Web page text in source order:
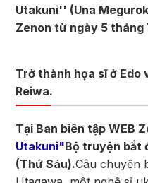
Utakuni'' (Una
Zenon từ ngày 5 tháng
Trở thành họa sĩ ở Edo
Reiwa.
Tại Ban biên tập WEB
Utakuni"Bộ truyện bắt
(Thứ Sáu).Câu chuyện